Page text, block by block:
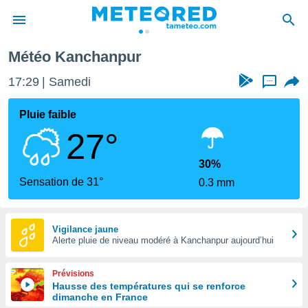
de
par
Météo Kanchanpur
17:29 Samedi ...
Pluie faible
27°
Sensation de 31°
30%
0.3 mm
Vigilance jaune
Alerte pluie de niveau modéré à Kanchanpur aujourd’hui
Prévisions
Hausse des températures qui se renforce
dimanche en France